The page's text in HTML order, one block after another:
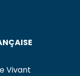
Vivant